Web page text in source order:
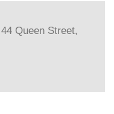
Queen Street,